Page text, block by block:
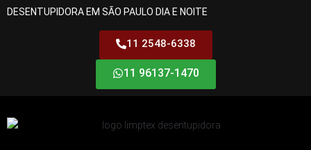
DESENTUPIDORA EM SÃO PAULO DIA E NOITE
11 2548-6338
11 96137-1470